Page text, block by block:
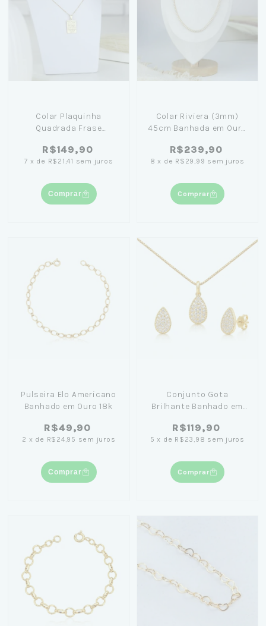
Colar Plaquinha
Quadrada Frase
Banhado em Ouro 18K
R$149,90
7 x de R$21,41 sem juros
Comprar
Colar Riviera (3mm)
45cm Banhada em Ouro
R$239,90
8 x de R$29,99 sem juros
Comprar
Pulseira Elo Americano
Banhado em Ouro 18k
R$49,90
2 x de R$24,95 sem juros
Comprar
Conjunto Gota
Brilhante Banhado em
R$119,90
5 x de R$23,98 sem juros
Comprar